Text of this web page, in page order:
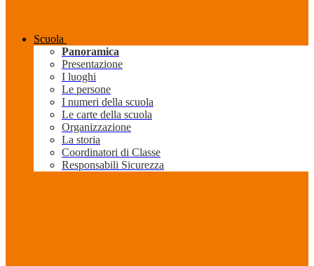
Scuola
Panoramica
Presentazione
I luoghi
Le persone
I numeri della scuola
Le carte della scuola
Organizzazione
La storia
Coordinatori di Classe
Responsabili Sicurezza